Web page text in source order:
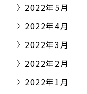
2022年5月
2022年4月
2022年3月
2022年2月
2022年1月